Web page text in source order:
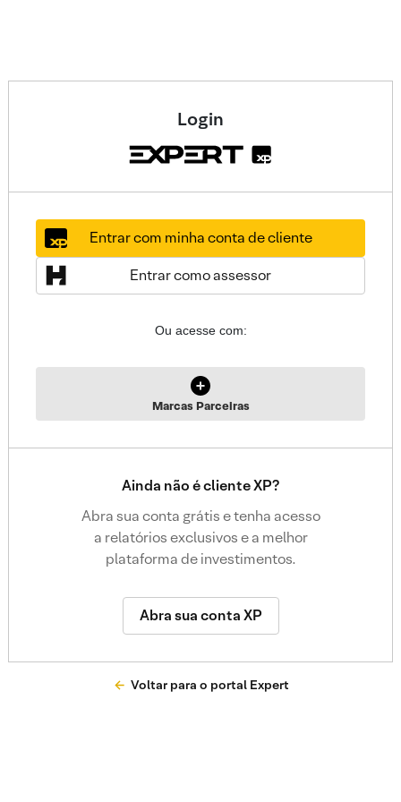
Login
Entrar com minha conta de cliente
Entrar como assessor
Ou acesse com:
Marcas Parceiras
Ainda não é cliente XP?
Abra sua conta grátis e tenha acesso
a relatórios exclusivos e a melhor
plataforma de investimentos.
Abra sua conta XP
Voltar para o portal Expert